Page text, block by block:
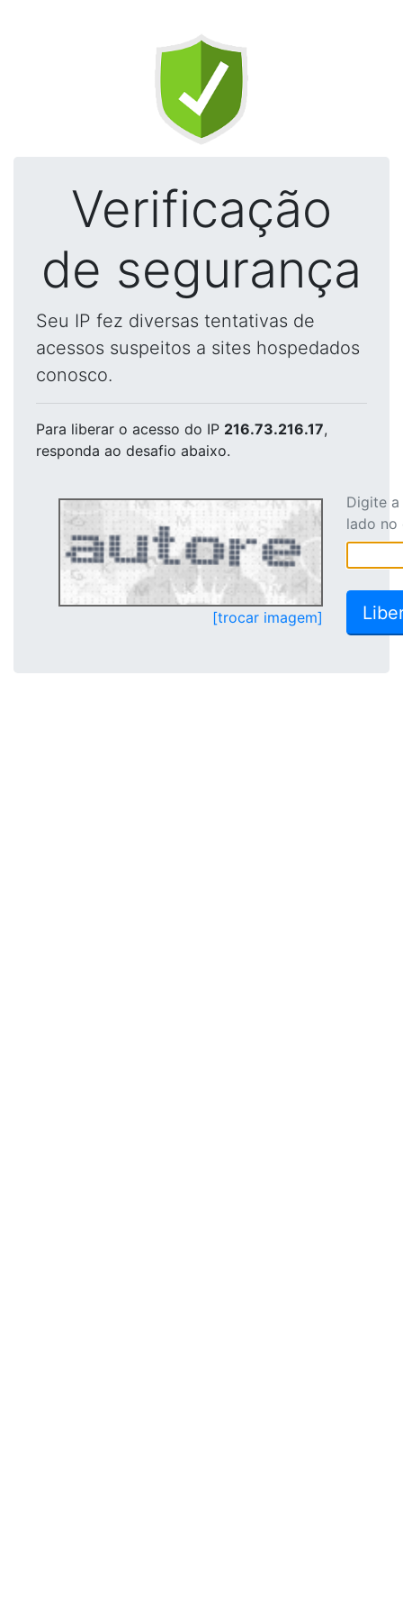
Verificação
de segurança
Seu IP fez diversas tentativas de
acessos suspeitos a sites hospedados
conosco.
Para liberar o acesso do IP 216.73.216.17,
responda ao desafio abaixo.
[trocar imagem]
Digite
lado no